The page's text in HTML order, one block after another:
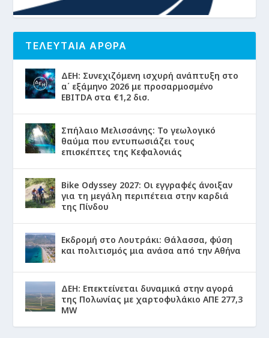
ΤΕΛΕΥΤΑΙΑ ΑΡΘΡΑ
ΔΕΗ: Συνεχιζόμενη ισχυρή ανάπτυξη στο
α΄ εξάμηνο 2026 με προσαρμοσμένο
EBITDA στα €1,2 δισ.
Σπήλαιο Μελισσάνης: Το γεωλογικό
θαύμα που εντυπωσιάζει τους
επισκέπτες της Κεφαλονιάς
Bike Odyssey 2027: Οι εγγραφές άνοιξαν
για τη μεγάλη περιπέτεια στην καρδιά
της Πίνδου
Εκδρομή στο Λουτράκι: Θάλασσα, φύση
και πολιτισμός μια ανάσα από την Αθήνα
ΔΕΗ: Επεκτείνεται δυναμικά στην αγορά
της Πολωνίας με χαρτοφυλάκιο ΑΠΕ 277,3
MW